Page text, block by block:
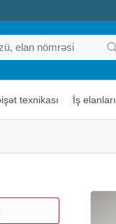
texnikası İş elanları